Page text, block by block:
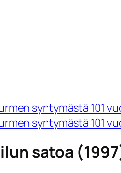
syntymästä 101
syntymästä 101
satoa